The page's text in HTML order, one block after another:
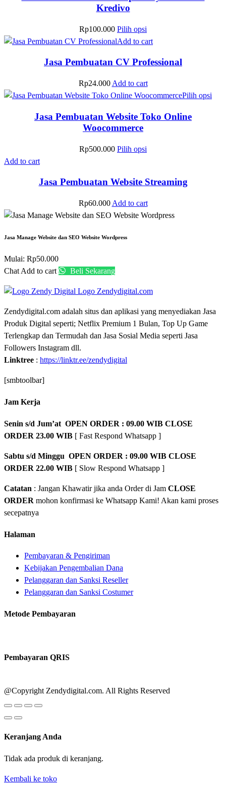
Kredivo
Rp100.000 Pilih opsi
Add to cart
Jasa Pembuatan CV Professional
Rp24.000 Add to cart
Pilih opsi
Jasa Pembuatan Website Toko Online
Woocommerce
Rp500.000 Pilih opsi
Add to cart
Jasa Pembuatan Website Streaming
Rp60.000 Add to cart
Jasa Manage Website dan SEO Website Wordpress
Mulai: Rp50.000
Chat Add to cart Beli Sekarang
Zendydigital.com adalah situs dan aplikasi yang menyediakan Jasa
Produk Digital seperti; Netflix Premium 1 Bulan, Top Up Game
Terlengkap dan Termudah dan Jasa Sosial Media seperti Jasa
Followers Instagram dll.
Linktree : https://linktr.ee/zendydigital
[smbtoolbar]
Jam Kerja
Senin s/d Jum’at OPEN ORDER : 09.00 WIB CLOSE
ORDER 23.00 WIB [ Fast Respond Whatsapp ]
Sabtu s/d Minggu OPEN ORDER : 09.00 WIB CLOSE
ORDER 22.00 WIB [ Slow Respond Whatsapp ]
Catatan : Jangan Khawatir jika anda Order di Jam CLOSE
ORDER mohon konfirmasi ke Whatsapp Kami! Akan kami proses
secepatnya
Halaman
Pembayaran & Pengiriman
Kebijakan Pengembalian Dana
Pelanggaran dan Sanksi Reseller
Pelanggaran dan Sanksi Costumer
Metode Pembayaran
Pembayaran QRIS
@Copyright Zendydigital.com. All Rights Reserved
Keranjang Anda
Tidak ada produk di keranjang.
Kembali ke toko